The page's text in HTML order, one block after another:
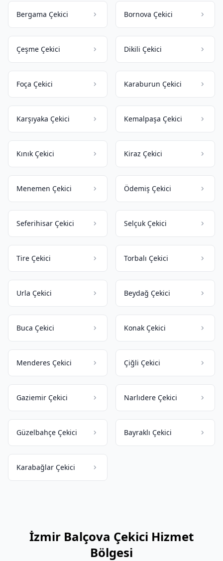
Bergama Çekici Bornova Çekici
Çeşme Çekici Dikili Çekici
Foça Çekici Karaburun Çekici
Karşıyaka Çekici Kemalpaşa Çekici
Kınık Çekici Kiraz Çekici
Menemen Çekici Ödemiş Çekici
Seferihisar Çekici Selçuk Çekici
Tire Çekici Torbalı Çekici
Urla Çekici Beydağ Çekici
Buca Çekici Konak Çekici
Menderes Çekici Çiğli Çekici
Gaziemir Çekici Narlıdere Çekici
Güzelbahçe Çekici Bayraklı Çekici
Karabağlar Çekici
İzmir Balçova Çekici Hizmet
Bölgesi